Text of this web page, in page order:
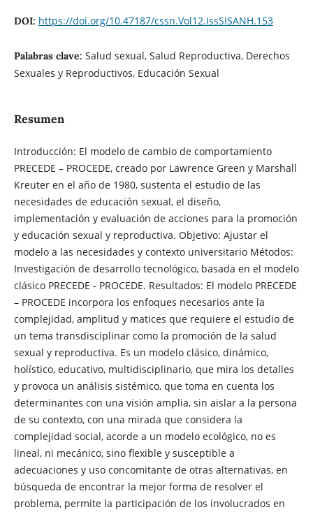
DOI: https://doi.org/10.47187/cssn.Vol12.IssSISANH.153
Palabras clave: Salud sexual, Salud Reproductiva, Derechos
Sexuales y Reproductivos, Educación Sexual
Resumen
Introducción: El modelo de cambio de comportamiento
PRECEDE – PROCEDE, creado por Lawrence Green y Marshall
Kreuter en el año de 1980, sustenta el estudio de las
necesidades de educación sexual, el diseño,
implementación y evaluación de acciones para la promoción
y educación sexual y reproductiva. Objetivo: Ajustar el
modelo a las necesidades y contexto universitario Métodos:
Investigación de desarrollo tecnológico, basada en el modelo
clásico PRECEDE - PROCEDE. Resultados: El modelo PRECEDE
– PROCEDE incorpora los enfoques necesarios ante la
complejidad, amplitud y matices que requiere el estudio de
un tema transdisciplinar como la promoción de la salud
sexual y reproductiva. Es un modelo clásico, dinámico,
holístico, educativo, multidisciplinario, que mira los detalles
y provoca un análisis sistémico, que toma en cuenta los
determinantes con una visión amplia, sin aislar a la persona
de su contexto, con una mirada que considera la
complejidad social, acorde a un modelo ecológico, no es
lineal, ni mecánico, sino flexible y susceptible a
adecuaciones y uso concomitante de otras alternativas, en
búsqueda de encontrar la mejor forma de resolver el
problema, permite la participación de los involucrados en